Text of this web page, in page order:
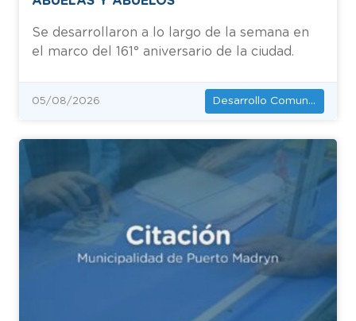
Se desarrollaron a lo largo de la semana en
el marco del 161° aniversario de la ciudad.
05/08/2026 Desarrollo Comunitario